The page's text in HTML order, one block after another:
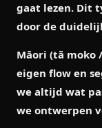
gaat lezen. Dit
door de
Māori (tā moko
eigen flow en
we altijd wat
we ontwerpen